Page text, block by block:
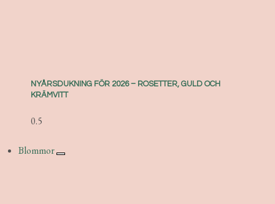
NYÅRSDUKNING FÖR 2026 – ROSETTER, GULD OCH
KRÄMVITT
Blommor